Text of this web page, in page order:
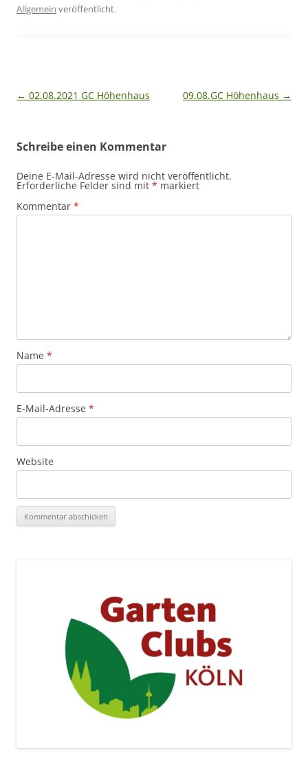
Allgemein veröffentlicht.
Beitragsnavigation
← 02.08.2021 GC Höhenhaus 09.08.GC Höhenhaus →
Schreibe einen Kommentar
Deine E-Mail-Adresse wird nicht veröffentlicht.
Erforderliche Felder sind mit * markiert
Kommentar *
Name *
E-Mail-Adresse *
Website